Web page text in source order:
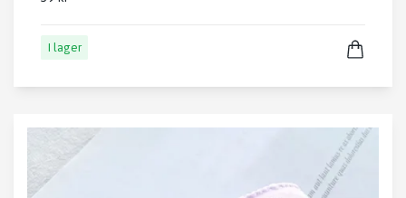
I lager